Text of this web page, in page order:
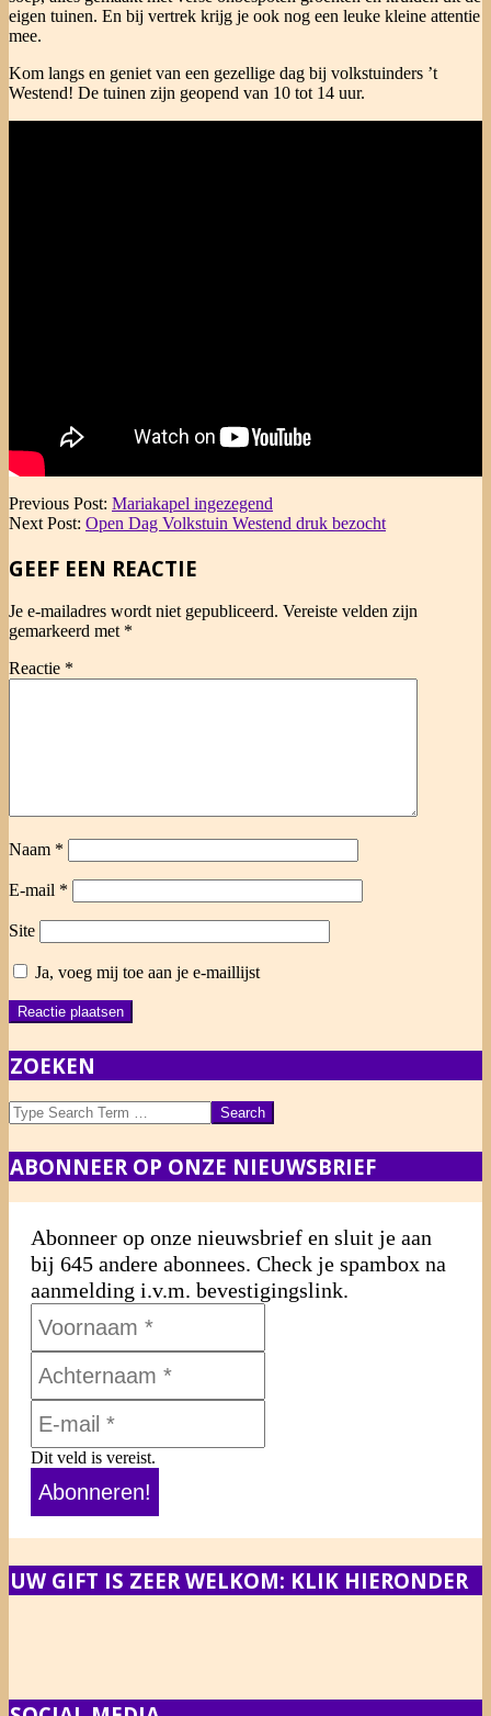
eigen tuinen. En bij vertrek krijg je ook nog een leuke kleine attentie
mee.
Kom langs en geniet van een gezellige dag bij volkstuinders ’t
Westend! De tuinen zijn geopend van 10 tot 14 uur.
2026-
05-
Previous Post: Mariakapel ingezegend
Next Post: Open Dag Volkstuin Westend druk bezocht
GEEF EEN REACTIE
Je e-mailadres wordt niet gepubliceerd. Vereiste velden zijn
gemarkeerd met *
Reactie *
Naam *
E-mail *
Site
Ja, voeg mij toe aan je e-maillijst
ZOEKEN
Search
ABONNEER OP ONZE NIEUWSBRIEF
Abonneer op onze nieuwsbrief en sluit je aan
bij 645 andere abonnees. Check je spambox na
aanmelding i.v.m. bevestigingslink.
Dit veld is vereist.
UW GIFT IS ZEER WELKOM: KLIK HIERONDER